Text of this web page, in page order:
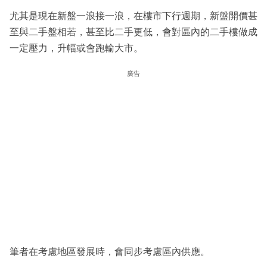
尤其是現在新盤一浪接一浪，在樓市下行週期，新盤開價甚
至與二手盤相若，甚至比二手更低，會對區內的二手樓做成
一定壓力，升幅或會跑輸大市。
廣告
筆者在考慮地區發展時，會同步考慮區內供應。